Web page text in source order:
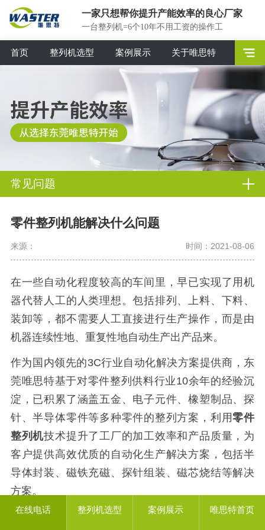
一家只想帮你提升产能效率的良心厂家
一台整列机=6个10年不用工资的操作工
首页 整列机选型 案例展示 关于唯思特
常见问题
零件整列机能解决什么问题
来源： 时间：2021-08-06
在一些自动化程度较高的车间里，早已实现了用机
器代替人工的人类理想。包括排列、上料、下料、
装卸等，都不需要人工直接进行生产操作，而是由
机器连续性地、重复性地自动生产出产品来。
作为国内领先的3C行业自动化解决方案提供商，东
莞唯思特基于对零件整列供料行业10余年的经验沉
淀，已积累了涵盖五金、电子元件、橡塑制品、探
针、半导体零件等多种零件的整列方案，利用零件
整列机技术提升了工厂的加工效率和产品质量，为
客户提供高效优质的自动化生产解决方案，包括半
导体封装、磁铁充磁、探针组装、磁芯烧结等解决
方案。
在线电话 整列机选型 案例展示 唯思特首页